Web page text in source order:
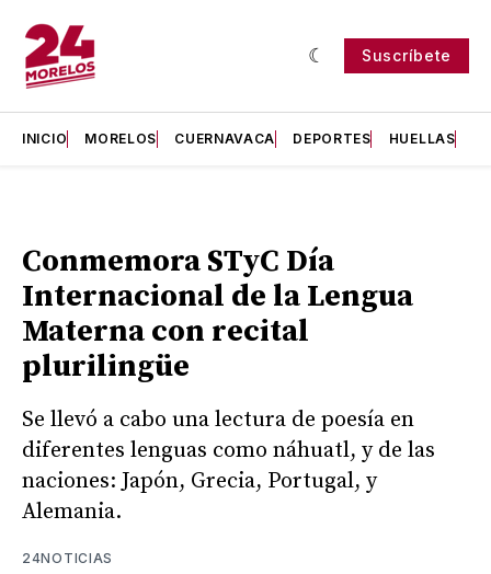
Suscríbete
INICIO MORELOS CUERNAVACA DEPORTES HUELLAS
Conmemora STyC Día
Internacional de la Lengua
Materna con recital
plurilingüe
Se llevó a cabo una lectura de poesía en
diferentes lenguas como náhuatl, y de las
naciones: Japón, Grecia, Portugal, y
Alemania.
24NOTICIAS